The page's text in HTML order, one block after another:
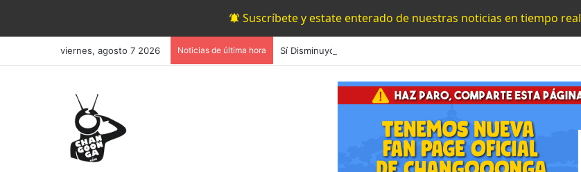
Suscríbete y estate enterado de nuestras noticias en tiempo real
viernes, agosto 7 2026 Noticias de última hora